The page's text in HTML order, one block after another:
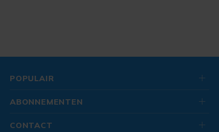
POPULAIR
ABONNEMENTEN
CONTACT